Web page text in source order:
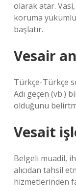
olarak atar. Vasi,
koruma
başlatır.
Vesair
Türkçe-Türkçe
Adı geçen (vb.)
olduğunu
Vesait
Belgeli muadil,
alıcıdan tahsil
hizmetlerinden